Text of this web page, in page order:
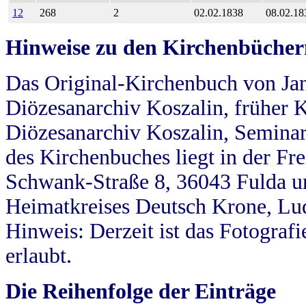
12
268 2 02.02.1838
Hinweise zu den
Das Original-Kirchenbuch von
Diözesanarchiv Koszalin, früher
Diözesanarchiv Koszalin,
des Kirchenbuches liegt in der
Schwank-Straße 8, 36043 Fulda
Heimatkreises Deutsch Krone,
Hinweis: Derzeit ist das
erlaubt.
Die Reihenfolge der Einträge